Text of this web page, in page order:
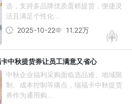
选，支持多品牌优质蛋糕提货，便捷灵
活且满足个性化...
2025-10-22
11.22万
中秋提货券让员工满意又省心
中秋企业福利采购面临选品难、地域限
制、成本控制等痛点，瑞福卡中秋提货
券作为通用购...